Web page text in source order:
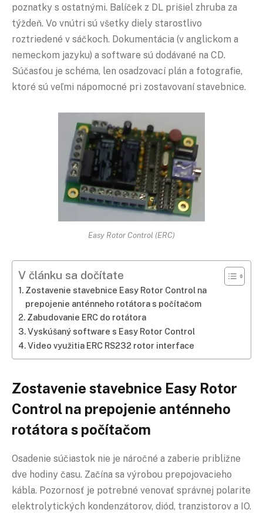
poznatky s ostatnými. Balíček z DL prišiel zhruba za
týždeň. Vo vnútri sú všetky diely starostlivo
roztriedené v sáčkoch. Dokumentácia (v anglickom a
nemeckom jazyku) a software sú dodávané na CD.
Súčasťou je schéma, len osadzovací plán a fotografie,
ktoré sú veľmi nápomocné pri zostavovaní stavebnice.
Easy Rotor Control (ERC)
V článku sa dočítate
Zostavenie stavebnice Easy Rotor Control na
prepojenie anténneho rotátora s počítačom
Zabudovanie ERC do rotátora
Vyskúšaný software s Easy Rotor Control
Video využitia ERC RS232 rotor interface
Zostavenie stavebnice Easy Rotor
Control na prepojenie anténneho
rotátora s počítačom
Osadenie súčiastok nie je náročné a zaberie približne
dve hodiny času. Začína sa výrobou prepojovacieho
kábla. Pozornosť je potrebné venovať správnej polarite
elektrolytických kondenzátorov, diód, tranzistorov a IO.